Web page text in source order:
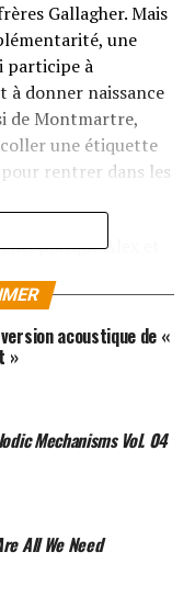
Gallagher. Mais
une
participe à
à donner naissance
de Montmartre,
une étiquette
rentrer dans les
puisque Alex et
single bondissant
Of Violence », leur
n’a que faire
et repousser les
Coast et
dans la droite
accessible à tous.
euphoriques et
une dose de
acoustique de «
»
Mechanisms Vol. 04
All We Need